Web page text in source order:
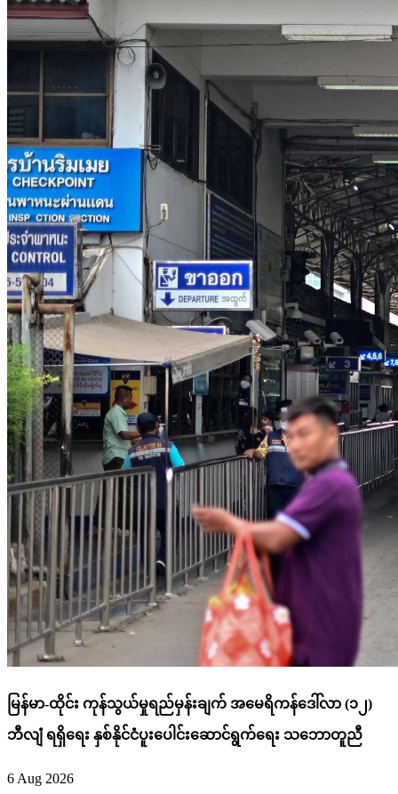
မြန်မာ-ထိုင်း ကုန်သွယ်မှုရည်မှန်းချက် အမေရိကန်ဒေါ်လာ (၁၂)
ဘီလျံ ရရှိရေး နှစ်နိုင်ငံပူးပေါင်းဆောင်ရွက်ရေး သဘောတူညီ
6 Aug 2026